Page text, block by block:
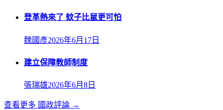
登革熱來了 蚊子比鼠更可怕
魏國彥2026年6月17日
建立保障教師制度
張瑞雄2026年6月8日
查看更多 國政評論 →